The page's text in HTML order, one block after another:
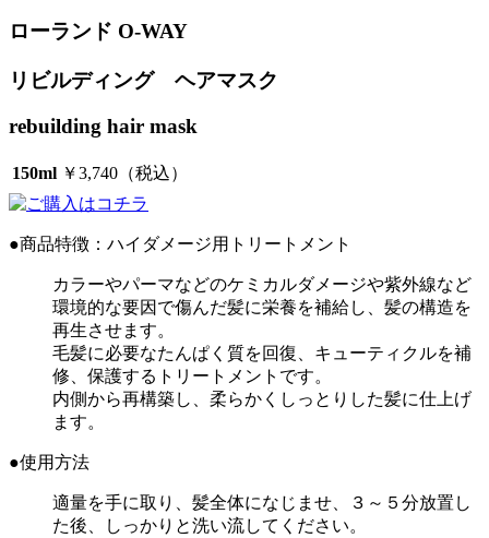
ローランド O-WAY
リビルディング ヘアマスク
rebuilding hair mask
150ml ￥3,740 （税込）
●商品特徴：ハイダメージ用トリートメント
カラーやパーマなどのケミカルダメージや紫外線など
環境的な要因で傷んだ髪に栄養を補給し、髪の構造を
再生させます。
毛髪に必要なたんぱく質を回復、キューティクルを補
修、保護するトリートメントです。
内側から再構築し、柔らかくしっとりした髪に仕上げ
ます。
●使用方法
適量を手に取り、髪全体になじませ、３～５分放置し
た後、しっかりと洗い流してください。